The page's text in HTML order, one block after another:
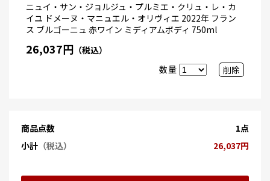
ニュイ・サン・ジョルジュ・プルミエ・クリュ・レ・カ
イユ ドメーヌ・マニュエル・オリヴィエ 2022年 フラン
ス ブルゴーニュ 赤ワイン ミディアムボディ 750ml
26,037円 （税込）
数量
削除
商品点数
1点
小計 （税込） 26,037円